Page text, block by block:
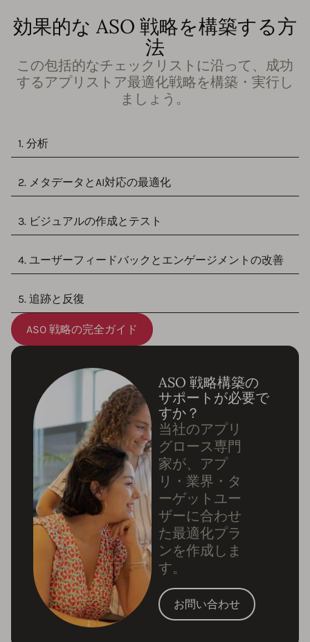
効果的な ASO 戦略を構築する方
法
この包括的なチェックリストに沿って、成功
するアプリストア最適化戦略を構築・実行し
ましょう。
1. 分析
2. メタデータとAI対応の最適化
3. ビジュアルの作成とテスト
4. ユーザーフィードバックとエンゲージメントの改善
5. 追跡と反復
ASO 戦略の完全ガイド
ASO 戦略構築の
サポートが必要で
すか？
当社のアプリ
グロース専門
家が、アプ
リ・業界・タ
ーゲットユー
ザーに合わせ
た最適化プラ
ンを作成しま
す。
お問い合わせ